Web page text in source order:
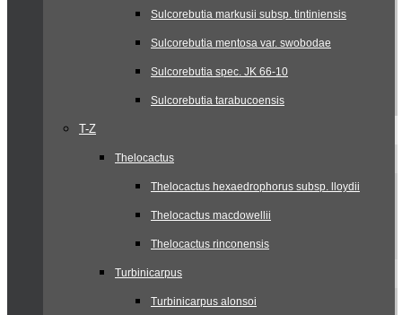
Sulcorebutia markusii subsp. tintiniensis
Sulcorebutia mentosa var. swobodae
Sulcorebutia spec. JK 66-10
Sulcorebutia tarabucoensis
T-Z
Thelocactus
Thelocactus hexaedrophorus subsp. lloydii
Thelocactus macdowellii
Thelocactus rinconensis
Turbinicarpus
Turbinicarpus alonsoi